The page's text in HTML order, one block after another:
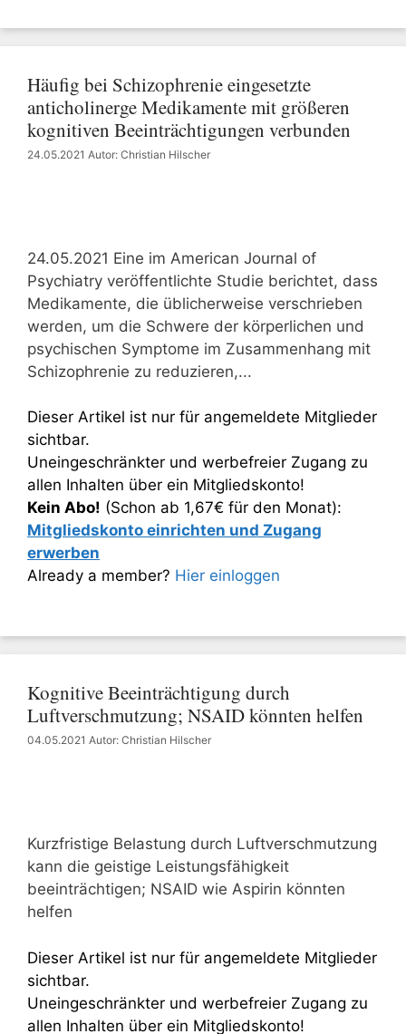
Häufig bei Schizophrenie eingesetzte
anticholinerge Medikamente mit größeren
kognitiven Beeinträchtigungen verbunden
24.05.2021 Autor: Christian Hilscher
24.05.2021 Eine im American Journal of
Psychiatry veröffentlichte Studie berichtet, dass
Medikamente, die üblicherweise verschrieben
werden, um die Schwere der körperlichen und
psychischen Symptome im Zusammenhang mit
Schizophrenie zu reduzieren,...
Dieser Artikel ist nur für angemeldete Mitglieder
sichtbar.
Uneingeschränkter und werbefreier Zugang zu
allen Inhalten über ein Mitgliedskonto!
Kein Abo! (Schon ab 1,67€ für den Monat):
Mitgliedskonto einrichten und Zugang
erwerben
Already a member? Hier einloggen
Kognitive Beeinträchtigung durch
Luftverschmutzung; NSAID könnten helfen
04.05.2021 Autor: Christian Hilscher
Kurzfristige Belastung durch Luftverschmutzung
kann die geistige Leistungsfähigkeit
beeinträchtigen; NSAID wie Aspirin könnten
helfen
Dieser Artikel ist nur für angemeldete Mitglieder
sichtbar.
Uneingeschränkter und werbefreier Zugang zu
allen Inhalten über ein Mitgliedskonto!